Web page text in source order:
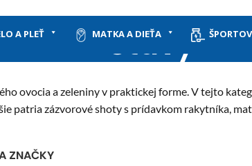
A PLEŤ MATKA A DIEŤA
Šťavy
ovocia a zeleniny v praktickej forme. V tejto
patria zázvorové shoty s prídavkom rakytníka,
ZNAČKY